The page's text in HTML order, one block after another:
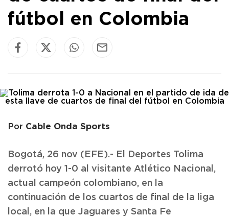
fútbol en Colombia
Por Cable Onda Sports
Bogotá, 26 nov (EFE).- El Deportes Tolima
derrotó hoy 1-0 al visitante Atlético Nacional,
actual campeón colombiano, en la
continuación de los cuartos de final de la liga
local, en la que Jaguares y Santa Fe